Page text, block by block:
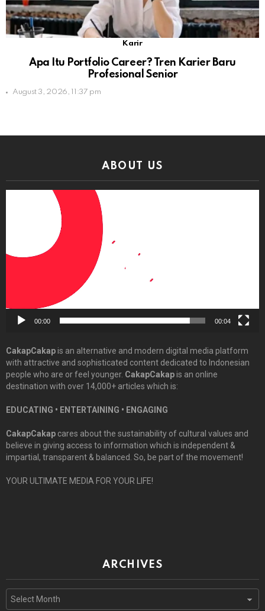
Karir
Apa Itu Portfolio Career? Tren Karier Baru
Profesional Senior
August 3, 2026, 11:37 pm
ABOUT US
00:00 00:04
CakapCakapis an alternative and modern digital media platform
with attractive and sophisticated content dedicated to Indonesian
people who are or feel younger. CakapCakapis an online
destination with over 14,000+ articles which is:
EDUCATING • ENTERTAINING • ENGAGING
CakapCakap cares about the sustainability of cultural values and
believe in giving access to information which is independent &
impartial, transparent & balanced. So, be part of the movement!
YOUR ULTIMATE MEDIA FOR YOUR LIFE!
ARCHIVES
Archives